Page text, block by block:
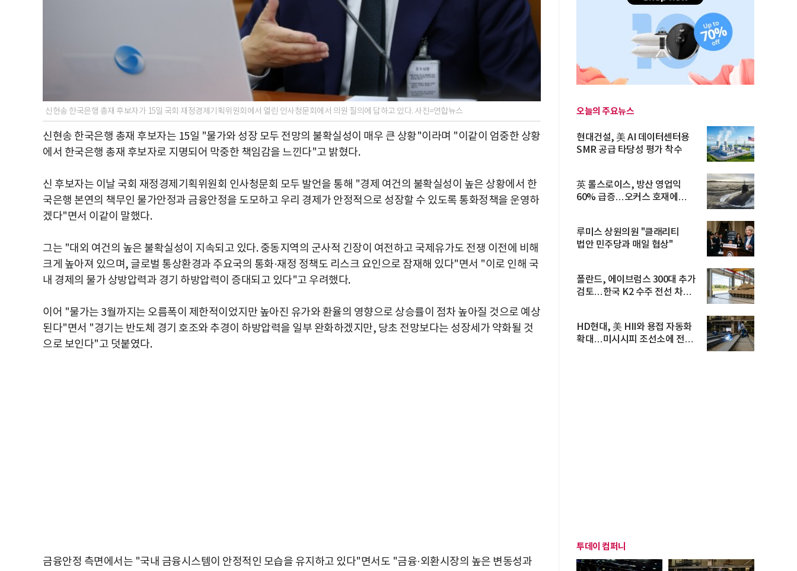
신현송 한국은행 총재 후보자가 15일 국회 재정경제기획위원회에서 열린 인사청문회에서 의원 질의에 답하고 있다. 사진=연합뉴스
신현송 한국은행 총재 후보자는 15일 "물가와 성장 모두 전망의 불확실성이 매우 큰 상황"이라며 "이같이 엄중한 상황
에서 한국은행 총재 후보자로 지명되어 막중한 책임감을 느낀다"고 밝혔다.
신 후보자는 이날 국회 재정경제기획위원회 인사청문회 모두 발언을 통해 "경제 여건의 불확실성이 높은 상황에서 한
국은행 본연의 책무인 물가안정과 금융안정을 도모하고 우리 경제가 안정적으로 성장할 수 있도록 통화정책을 운영하
겠다"면서 이같이 말했다.
그는 "대외 여건의 높은 불확실성이 지속되고 있다. 중동지역의 군사적 긴장이 여전하고 국제유가도 전쟁 이전에 비해
크게 높아져 있으며, 글로벌 통상환경과 주요국의 통화·재정 정책도 리스크 요인으로 잠재해 있다"면서 "이로 인해 국
내 경제의 물가 상방압력과 경기 하방압력이 증대되고 있다"고 우려했다.
이어 "물가는 3월까지는 오름폭이 제한적이었지만 높아진 유가와 환율의 영향으로 상승률이 점차 높아질 것으로 예상
된다"면서 "경기는 반도체 경기 호조와 추경이 하방압력을 일부 완화하겠지만, 당초 전망보다는 성장세가 약화될 것
으로 보인다"고 덧붙였다.
금융안정 측면에서는 "국내 금융시스템이 안정적인 모습을 유지하고 있다"면서도 "금융·외환시장의 높은 변동성과
오늘의 주요뉴스
현대건설, 美 AI 데이터센터용
SMR 공급 타당성 평가 착수
英 롤스로이스, 방산 영업익
60% 급증…오커스 호재에
루미스 상원의원 "클래리티
법안 민주당과 매일 협상"
폴란드, 에이브럼스 300대 추가
검토…한국 K2 수주 전선 차질
HD현대, 美 HII와 용접 자동화
확대…미시시피 조선소에 전격
투데이 컴퍼니